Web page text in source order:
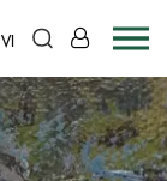
VI